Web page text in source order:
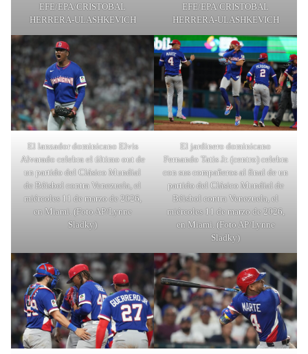
EFE/EPA/CRISTOBAL
HERRERA-ULASHKEVICH
EFE/EPA/CRISTOBAL
HERRERA-ULASHKEVICH
El lanzador dominicano Elvis
Alvarado celebra el último out de
un partido del Clásico Mundial
de Béisbol contra Venezuela, el
miércoles 11 de marzo de 2026,
en Miami. (Foto AP/Lynne
Sladky)
El jardinero dominicano
Fernando Tatis Jr. (centro) celebra
con sus compañeros al final de un
partido del Clásico Mundial de
Béisbol contra Venezuela, el
miércoles 11 de marzo de 2026,
en Miami. (Foto AP/Lynne
Sladky)